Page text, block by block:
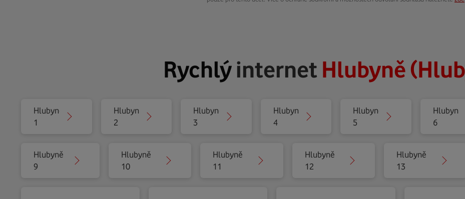
Rychlýinternet Hlubyně
Hlubyně
1
Hlubyně
2
Hlubyně
3
Hlubyně
4
Hlubyně
5
Hlubyně
6
Hlubyně
9
Hlubyně
10
Hlubyně
11
Hlubyně
12
Hlubyně
13